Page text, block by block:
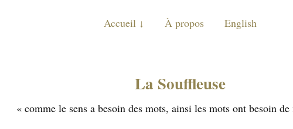
Accueil À propos English
La Souffleuse
« comme le sens a besoin des mots, ainsi les mots ont besoin